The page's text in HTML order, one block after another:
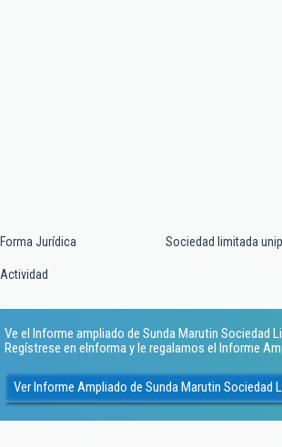
Forma Jurídica Sociedad limitada
Actividad
Ve el Informe ampliado de Sunda Marutin Sociedad
Regístrese en eInforma y le regalamos el Informe
Ver Informe Ampliado de Sunda Marutin Sociedad